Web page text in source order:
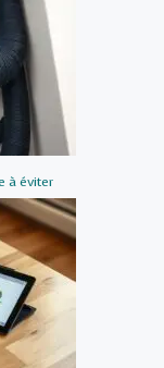
à éviter